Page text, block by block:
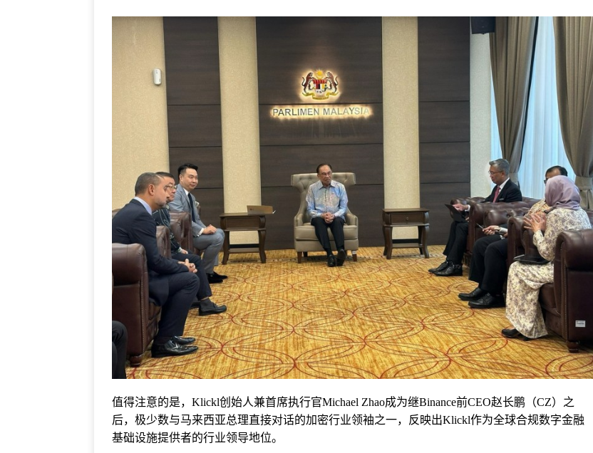
值得注意的是，Klickl创始人兼首席执行官Michael Zhao成为继Binance前CEO赵长鹏（CZ）之
后，极少数与马来西亚总理直接对话的加密行业领袖之一，反映出Klickl作为全球合规数字金融
基础设施提供者的行业领导地位。